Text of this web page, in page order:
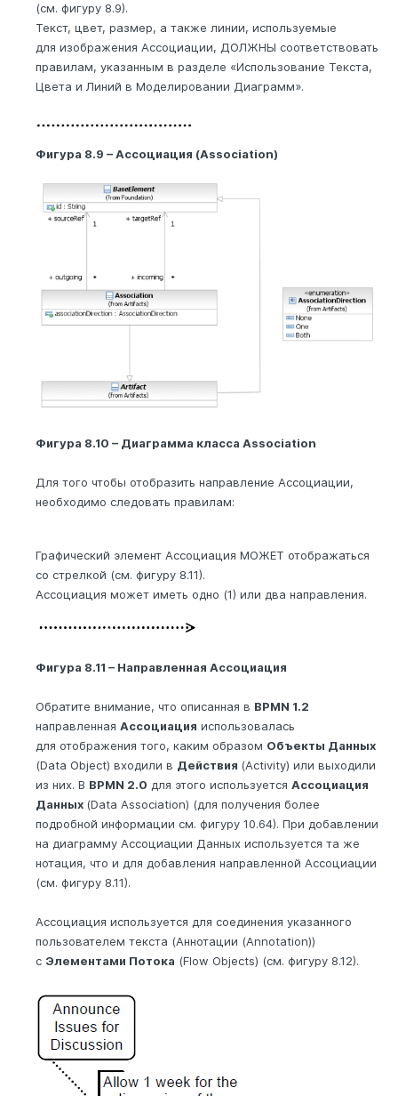
(см. фигуру 8.9).
Текст, цвет, размер, а также линии, используемые
для изображения Ассоциации, ДОЛЖНЫ соответствовать
правилам, указанным в разделе «Использование Текста,
Цвета и Линий в Моделировании Диаграмм».
Фигура 8.9 – Ассоциация (Association)
Фигура 8.10 – Диаграмма класса Association
Для того чтобы отобразить направление Ассоциации,
необходимо следовать правилам:
Графический элемент Ассоциация МОЖЕТ отображаться
со стрелкой (см. фигуру 8.11).
Ассоциация может иметь одно (1) или два направления.
Фигура 8.11 – Направленная Ассоциация
Обратите внимание, что описанная в BPMN 1.2
направленная Ассоциация использовалась
для отображения того, каким образом Объекты Данных
(Data Object) входили в Действия (Activity) или выходили
из них. В BPMN 2.0 для этого используется Ассоциация
Данных (Data Association) (для получения более
подробной информации см. фигуру 10.64). При добавлении
на диаграмму Ассоциации Данных используется та же
нотация, что и для добавления направленной Ассоциации
(см. фигуру 8.11).
Ассоциация используется для соединения указанного
пользователем текста (Аннотации (Annotation))
с Элементами Потока (Flow Objects) (см. фигуру 8.12).